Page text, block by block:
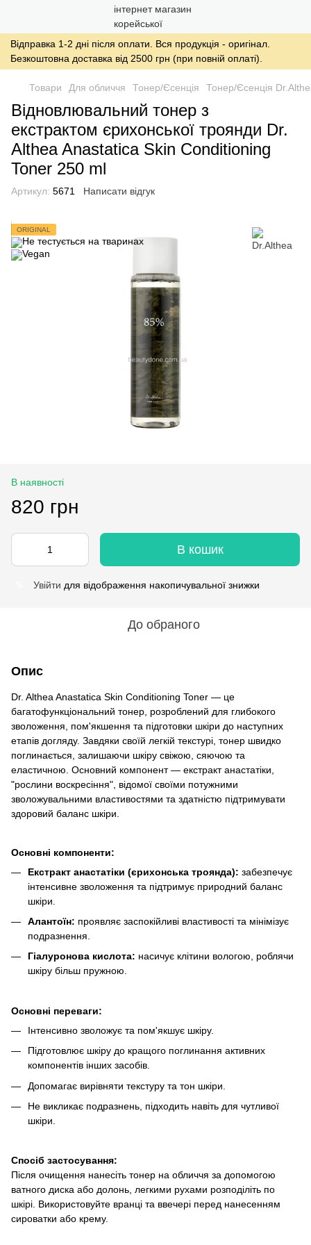
Відправка 1-2 дні після оплати. Вся продукція - оригінал.
Безкоштовна доставка від 2500 грн (при повній оплаті).
Товари Для обличчя Тонер/Єсенція Тонер/Єсенція
Відновлювальний тонер з
екстрактом єрихонської троянди Dr.
Althea Anastatica Skin Conditioning
Toner 250 ml
Артикул: 5671 Написати відгук
ORIGINAL
В наявності
820 грн
В кошик
Увійти для відображення накопичувальної знижки
До обраного
Опис
Dr. Althea Anastatica Skin Conditioning Toner — це
багатофункціональний тонер, розроблений для глибокого
зволоження, пом'якшення та підготовки шкіри до наступних
етапів догляду. Завдяки своїй легкій текстурі, тонер швидко
поглинається, залишаючи шкіру свіжою, сяючою та
еластичною. Основний компонент — екстракт анастатіки,
"рослини воскресіння", відомої своїми потужними
зволожувальними властивостями та здатністю підтримувати
здоровий баланс шкіри.
Основні компоненти:
Екстракт анастатіки (єрихонська троянда): забезпечує
інтенсивне зволоження та підтримує природний баланс
шкіри.
Алантоїн: проявляє заспокійливі властивості та мінімізує
подразнення.
Гіалуронова кислота: насичує клітини вологою, роблячи
шкіру більш пружною.
Основні переваги:
Інтенсивно зволожує та пом'якшує шкіру.
Підготовлює шкіру до кращого поглинання активних
компонентів інших засобів.
Допомагає вирівняти текстуру та тон шкіри.
Не викликає подразнень, підходить навіть для чутливої
шкіри.
Спосіб застосування:
Після очищення нанесіть тонер на обличчя за допомогою
ватного диска або долонь, легкими рухами розподіліть по
шкірі. Використовуйте вранці та ввечері перед нанесенням
сироватки або крему.